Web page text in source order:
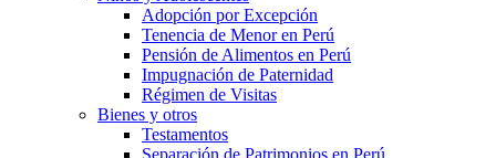
Adopción por Excepción
Tenencia de Menor en Perú
Pensión de Alimentos en Perú
Impugnación de Paternidad
Régimen de Visitas
Bienes y otros
Testamentos
Separación de Patrimonios en Perú